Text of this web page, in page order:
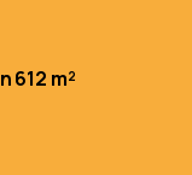
612 m²